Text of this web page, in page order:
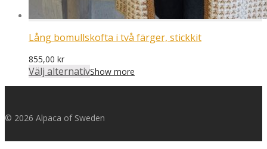
Lång bomullskofta i två färger, stickkit
855,00 kr
Välj alternativShow more
© 2026 Alpaca of Sweden